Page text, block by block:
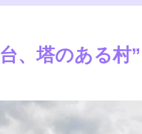
、塔のある村